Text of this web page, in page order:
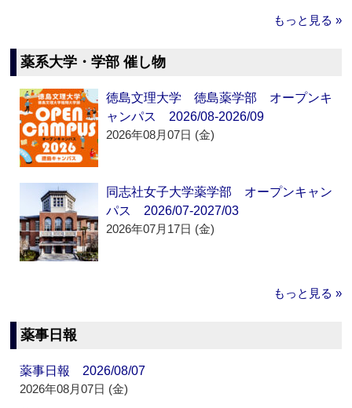
もっと見る »
薬系大学・学部 催し物
徳島文理大学 徳島薬学部 オープンキ
ャンパス 2026/08-2026/09
2026年08月07日 (金)
同志社女子大学薬学部 オープンキャン
パス 2026/07-2027/03
2026年07月17日 (金)
もっと見る »
薬事日報
薬事日報 2026/08/07
2026年08月07日 (金)